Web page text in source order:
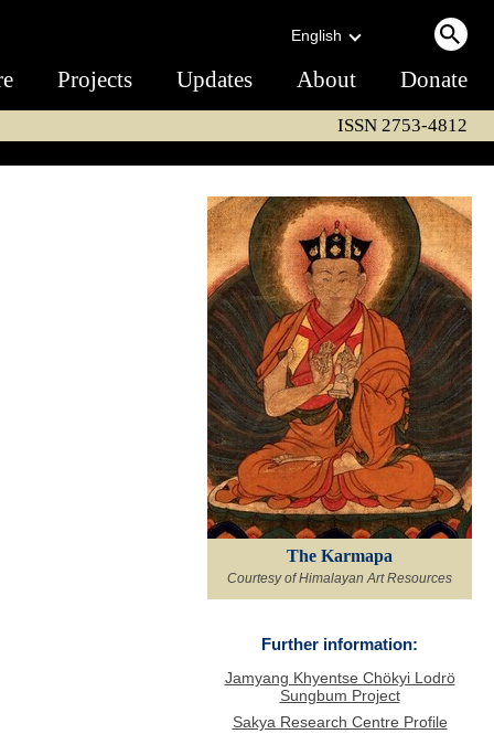
English
Projects Updates About Donate
ISSN 2753-4812
The Karmapa
Courtesy of Himalayan Art Resources
Further information:
Jamyang Khyentse Chökyi Lodrö
Sungbum Project
Sakya Research Centre Profile